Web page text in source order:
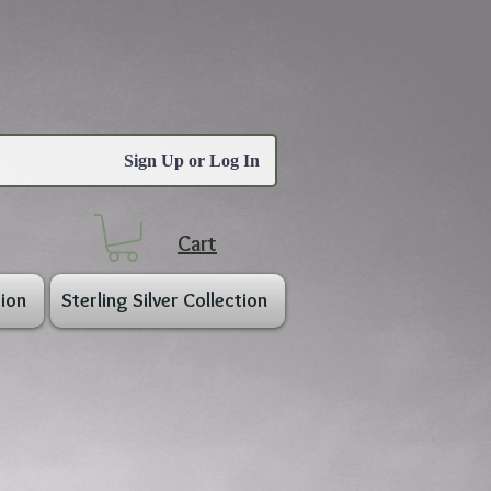
Sign Up or Log In
Cart
Sterling Silver Collection